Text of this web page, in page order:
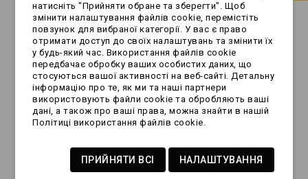
Osłona - plastikowa
Tester - gniazda /
21,99 zł
натисніть "Прийняти обране та зберегти". Щоб
змінити налаштування файлів cookie, перемістіть
повзунок для вибраної категорії. У вас є право
отримати доступ до своїх налаштувань та змінити їх
у будь-який час. Використання файлів cookie
передбачає обробку ваших особистих даних, що
стосуються вашої активності на веб-сайті. Детальну
інформацію про те, як ми та наші партнери
використовують файли cookie та обробляють ваші
дані, а також про ваші права, можна знайти в нашій
Політиці використання файлів cookie.
НАЛАШТУВАННЯ
ПРИЙНЯТИ ВСІ